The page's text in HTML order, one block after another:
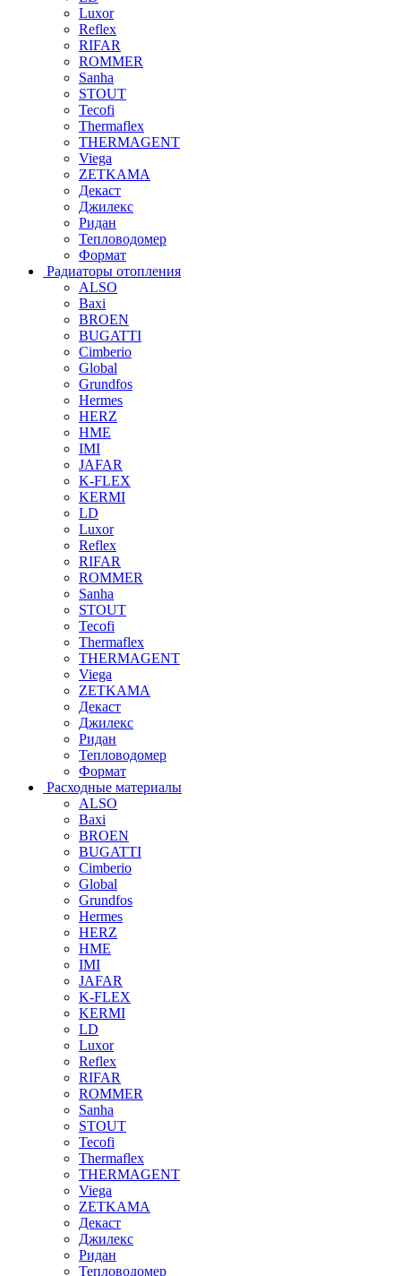
Luxor
Reflex
RIFAR
ROMMER
Sanha
STOUT
Tecofi
Thermaflex
THERMAGENT
Viega
ZETKAMA
Декаст
Джилекс
Ридан
Тепловодомер
Формат
Радиаторы отопления
ALSO
Baxi
BROEN
BUGATTI
Cimberio
Global
Grundfos
Hermes
HERZ
HME
IMI
JAFAR
K-FLEX
KERMI
LD
Luxor
Reflex
RIFAR
ROMMER
Sanha
STOUT
Tecofi
Thermaflex
THERMAGENT
Viega
ZETKAMA
Декаст
Джилекс
Ридан
Тепловодомер
Формат
Расходные материалы
ALSO
Baxi
BROEN
BUGATTI
Cimberio
Global
Grundfos
Hermes
HERZ
HME
IMI
JAFAR
K-FLEX
KERMI
LD
Luxor
Reflex
RIFAR
ROMMER
Sanha
STOUT
Tecofi
Thermaflex
THERMAGENT
Viega
ZETKAMA
Декаст
Джилекс
Ридан
Тепловодомер